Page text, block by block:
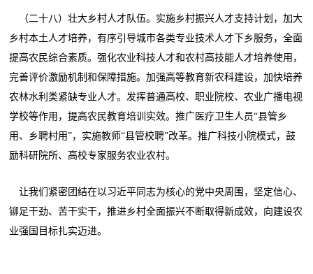
（二十八）壮大乡村人才队伍。实施乡村振兴人才支持计划，加大
乡村本土人才培养，有序引导城市各类专业技术人才下乡服务，全面
提高农民综合素质。强化农业科技人才和农村高技能人才培养使用，
完善评价激励机制和保障措施。加强高等教育新农科建设，加快培养
农林水利类紧缺专业人才。发挥普通高校、职业院校、农业广播电视
学校等作用，提高农民教育培训实效。推广医疗卫生人员“县管乡
用、乡聘村用”，实施教师“县管校聘”改革。推广科技小院模式，鼓
励科研院所、高校专家服务农业农村。
让我们紧密团结在以习近平同志为核心的党中央周围，坚定信心、
铆足干劲、苦干实干，推进乡村全面振兴不断取得新成效，向建设农
业强国目标扎实迈进。